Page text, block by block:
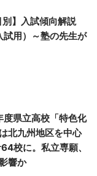
別】入試傾向解説
試用）～塾の先生が
県立高校「特色化
北九州地区を中心
校に。私立専願、
響か